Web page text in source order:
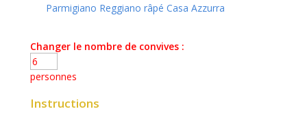
Parmigiano Reggiano râpé Casa Azzurra
Changer le nombre de convives :
personnes
Instructions